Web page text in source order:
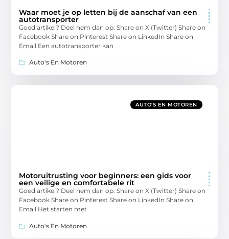
Waar moet je op letten bij de aanschaf van een
autotransporter
Goed artikel? Deel hem dan op: Share on X (Twitter) Share on
Facebook Share on Pinterest Share on LinkedIn Share on
Email Een autotransporter kan
Auto's En Motoren
AUTO'S EN MOTOREN
Motoruitrusting voor beginners: een gids voor
een veilige en comfortabele rit
Goed artikel? Deel hem dan op: Share on X (Twitter) Share on
Facebook Share on Pinterest Share on LinkedIn Share on
Email Het starten met
Auto's En Motoren